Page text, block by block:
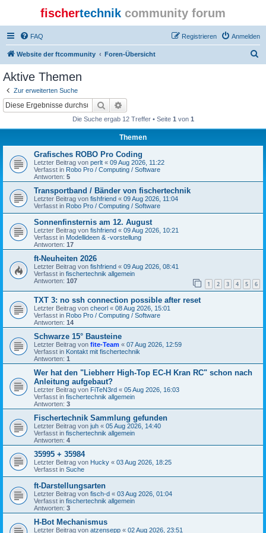
fischertechnik community forum
FAQ Anmelden
Registrieren
Website der ftcommunity Foren-Übersicht
Aktive Themen
Zur erweiterten Suche
Suche
Die Suche ergab 12 Treffer • Seite 1 von 1
Themen
Grafisches ROBO Pro Coding
Letzter Beitrag von perlt « 09 Aug 2026, 11:22
Verfasst in Robo Pro / Computing / Software
Antworten: 5
Transportband / Bänder von fischertechnik
Letzter Beitrag von fishfriend « 09 Aug 2026, 11:04
Verfasst in Robo Pro / Computing / Software
Sonnenfinsternis am 12. August
Letzter Beitrag von fishfriend « 09 Aug 2026, 10:21
Verfasst in Modellideen & -vorstellung
Antworten: 17
ft-Neuheiten 2026
Letzter Beitrag von fishfriend « 09 Aug 2026, 08:41
Verfasst in fischertechnik allgemein
Antworten: 107 1 2 3 4 5 6
TXT 3: no ssh connection possible after reset
Letzter Beitrag von cheorl « 08 Aug 2026, 15:01
Verfasst in Robo Pro / Computing / Software
Antworten: 14
Schwarze 15° Bausteine
Letzter Beitrag von fite-Team « 07 Aug 2026, 12:59
Verfasst in Kontakt mit fischertechnik
Antworten: 1
Wer hat den "Liebherr High-Top EC-H Kran RC" schon nach
Anleitung aufgebaut?
Letzter Beitrag von FiTeN3rd « 05 Aug 2026, 16:03
Verfasst in fischertechnik allgemein
Antworten: 3
Fischertechnik Sammlung gefunden
Letzter Beitrag von juh « 05 Aug 2026, 14:40
Verfasst in fischertechnik allgemein
Antworten: 4
35995 + 35984
Letzter Beitrag von Hucky « 03 Aug 2026, 18:25
Verfasst in Suche
ft-Darstellungsarten
Letzter Beitrag von fisch-d « 03 Aug 2026, 01:04
Verfasst in fischertechnik allgemein
Antworten: 3
H-Bot Mechanismus
Letzter Beitrag von atzensepp « 02 Aug 2026, 23:51